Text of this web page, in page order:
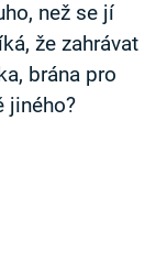
než se jí
že zahrávat
brána pro
jiného?